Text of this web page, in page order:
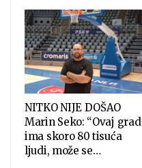
NITKO NIJE DOŠAO
Marin Seko: “Ovaj grad
ima skoro 80 tisuća
ljudi, može se…